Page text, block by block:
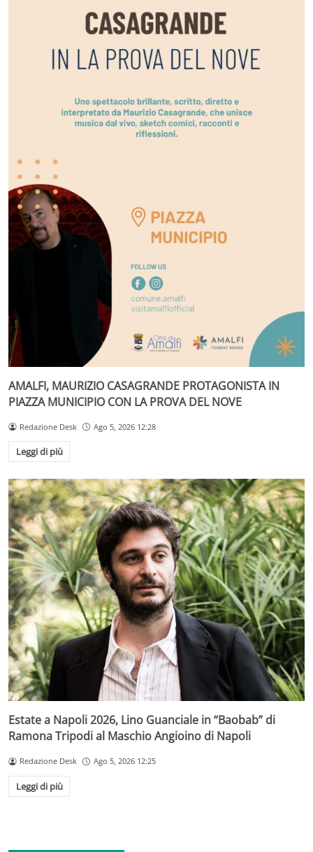
AMALFI, MAURIZIO CASAGRANDE PROTAGONISTA IN
PIAZZA MUNICIPIO CON LA PROVA DEL NOVE
Redazione Desk Ago 5, 2026 12:28
Leggi di più
Estate a Napoli 2026, Lino Guanciale in “Baobab” di
Ramona Tripodi al Maschio Angioino di Napoli
Redazione Desk Ago 5, 2026 12:25
Leggi di più